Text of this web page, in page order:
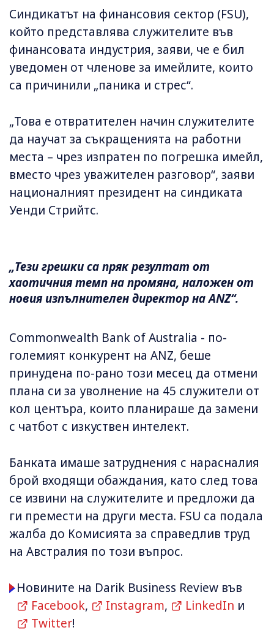
Синдикатът на финансовия сектор (FSU),
който представлява служителите във
финансовата индустрия, заяви, че е бил
уведомен от членове за имейлите, които
са причинили „паника и стрес“.
„Това е отвратителен начин служителите
да научат за съкращенията на работни
места – чрез изпратен по погрешка имейл,
вместо чрез уважителен разговор“, заяви
националният президент на синдиката
Уенди Стрийтс.
„Тези грешки са пряк резултат от
хаотичния темп на промяна, наложен от
новия изпълнителен директор на ANZ“.
Commonwealth Bank of Australia - по-
големият конкурент на ANZ, беше
принудена по-рано този месец да отмени
плана си за уволнение на 45 служители от
кол центъра, които планираше да замени
с чатбот с изкуствен интелект.
Банката имаше затруднения с нарасналия
брой входящи обаждания, като след това
се извини на служителите и предложи да
ги премести на други места. FSU са подала
жалба до Комисията за справедлив труд
на Австралия по този въпрос.
Новините на Darik Business Review във
Facebook, Instagram, LinkedIn и
Twitter!